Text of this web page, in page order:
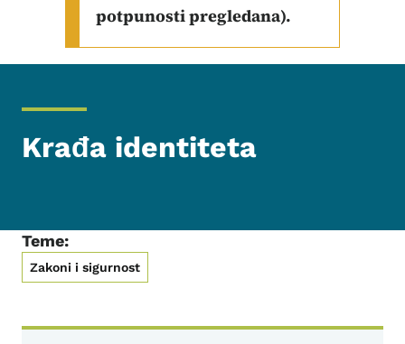
potpunosti pregledana).
Krađa identiteta
Teme:
Zakoni i sigurnost